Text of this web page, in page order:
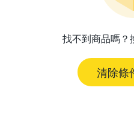
找不到商品嗎？
清除條